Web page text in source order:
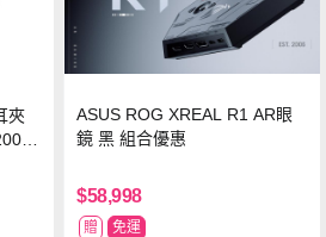
夾
ASUS ROG XREAL R1 AR眼
鏡 黑 組合優惠
$58,998
贈 免運